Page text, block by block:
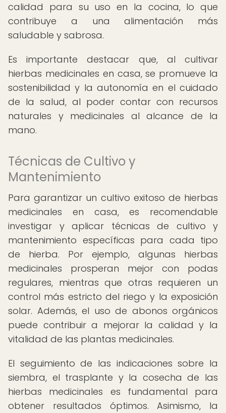
calidad para su uso en la cocina, lo que
contribuye a una alimentación más
saludable y sabrosa.
Es importante destacar que, al cultivar
hierbas medicinales en casa, se promueve la
sostenibilidad y la autonomía en el cuidado
de la salud, al poder contar con recursos
naturales y medicinales al alcance de la
mano.
Técnicas de Cultivo y
Mantenimiento
Para garantizar un cultivo exitoso de hierbas
medicinales en casa, es recomendable
investigar y aplicar técnicas de cultivo y
mantenimiento específicas para cada tipo
de hierba. Por ejemplo, algunas hierbas
medicinales prosperan mejor con podas
regulares, mientras que otras requieren un
control más estricto del riego y la exposición
solar. Además, el uso de abonos orgánicos
puede contribuir a mejorar la calidad y la
vitalidad de las plantas medicinales.
El seguimiento de las indicaciones sobre la
siembra, el trasplante y la cosecha de las
hierbas medicinales es fundamental para
obtener resultados óptimos. Asimismo, la